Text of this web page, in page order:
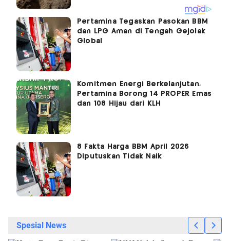
Pertamina Tegaskan Pasokan BBM
dan LPG Aman di Tengah Gejolak
Global
Komitmen Energi Berkelanjutan,
Pertamina Borong 14 PROPER Emas
dan 108 Hijau dari KLH
8 Fakta Harga BBM April 2026
Diputuskan Tidak Naik